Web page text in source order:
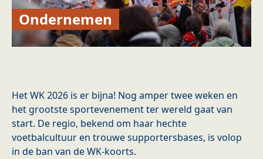
Ondernemen
Het WK 2026 is er bijna! Nog amper twee weken en
het grootste sportevenement ter wereld gaat van
start. De regio, bekend om haar hechte
voetbalcultuur en trouwe supportersbases, is volop
in de ban van de WK-koorts.